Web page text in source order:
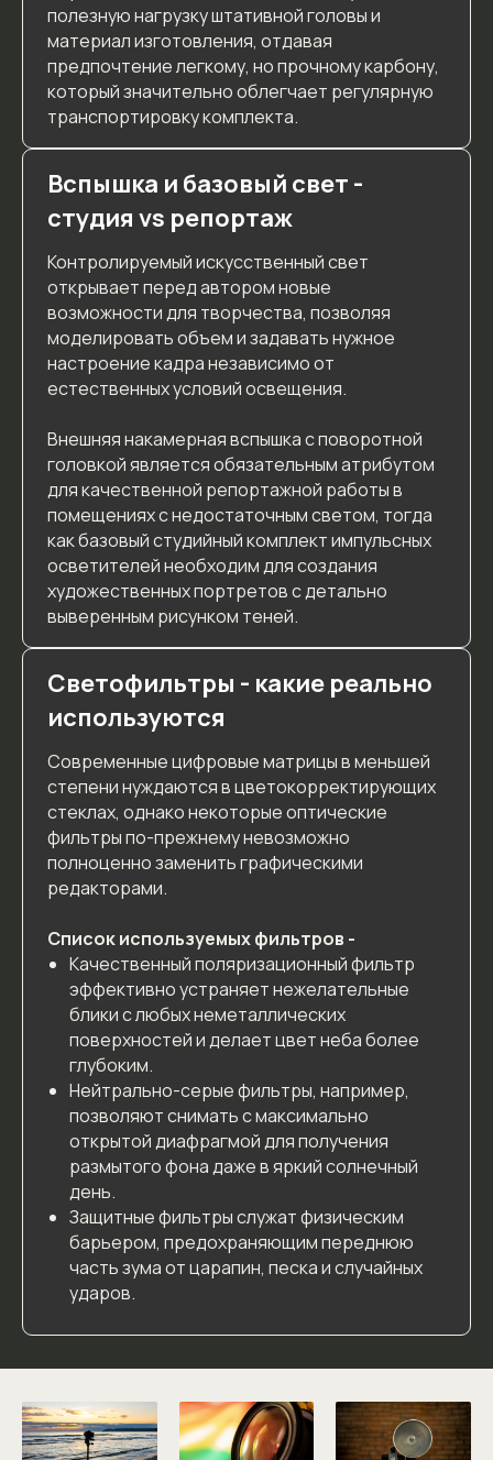
полезную нагрузку штативной головы и
материал изготовления, отдавая
предпочтение легкому, но прочному карбону,
который значительно облегчает регулярную
транспортировку комплекта.
Вспышка и базовый свет -
студия vs репортаж
Контролируемый искусственный свет
открывает перед автором новые
возможности для творчества, позволяя
моделировать объем и задавать нужное
настроение кадра независимо от
естественных условий освещения.
Внешняя накамерная вспышка с поворотной
головкой является обязательным атрибутом
для качественной репортажной работы в
помещениях с недостаточным светом, тогда
как базовый студийный комплект импульсных
осветителей необходим для создания
художественных портретов с детально
выверенным рисунком теней.
Светофильтры - какие реально
используются
Современные цифровые матрицы в меньшей
степени нуждаются в цветокорректирующих
стеклах, однако некоторые оптические
фильтры по-прежнему невозможно
полноценно заменить графическими
редакторами.
Список используемых фильтров -
Качественный поляризационный фильтр
эффективно устраняет нежелательные
блики с любых неметаллических
поверхностей и делает цвет неба более
глубоким.
Нейтрально-серые фильтры, например,
позволяют снимать с максимально
открытой диафрагмой для получения
размытого фона даже в яркий солнечный
день.
Защитные фильтры служат физическим
барьером, предохраняющим переднюю
часть зума от царапин, песка и случайных
ударов.